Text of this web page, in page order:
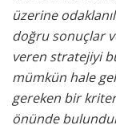
üzerine
doğru sonuçlar
veren stratejiyi
mümkün hale
gereken bir
önünde